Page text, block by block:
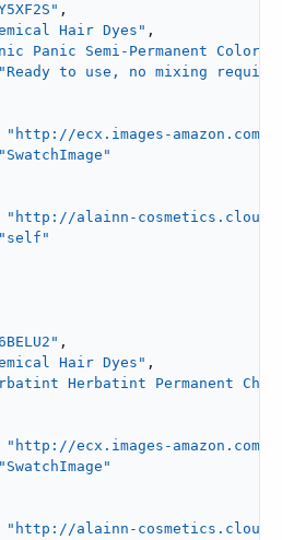
,
Hair Dyes" ,
Panic Semi-Permanent Color
"Ready to use, no mixing
"http://ecx.images-amazon.com/
"SwatchImage"
"http://alainn-
"self"
,
Hair Dyes" ,
Herbatint Permanent
"http://ecx.images-amazon.com/
"SwatchImage"
"http://alainn-